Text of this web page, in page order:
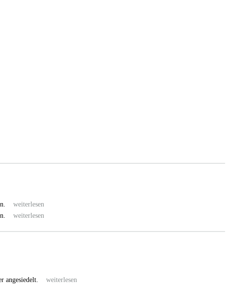
weiterlesen
weiterlesen
angesiedelt.
weiterlesen